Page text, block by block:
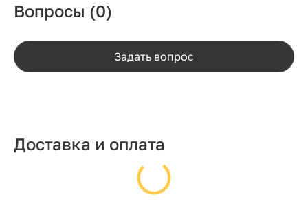
Вопросы (0)
Задать вопрос
Доставка и оплата